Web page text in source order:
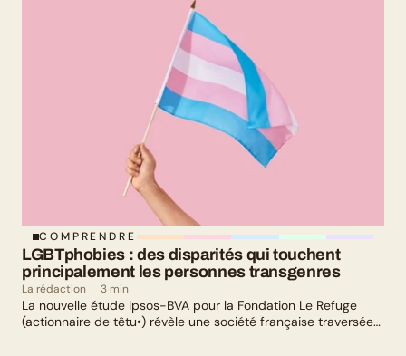
COMPRENDRE
LGBTphobies : des disparités qui touchent
principalement les personnes transgenres
La rédaction 3 min
La nouvelle étude Ipsos-BVA pour la Fondation Le Refuge
(actionnaire de têtu•) révèle une société française traversée